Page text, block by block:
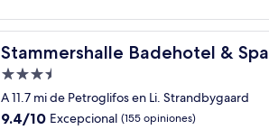
Stammershalle Badehotel & Spa
Stammershalle Badehotel & Spa
Propiedad
de
3.5
A 11.7 mi de Petroglifos en Li. Strandbygaard
9.4
9.4/10 Excepcional (155 opiniones)